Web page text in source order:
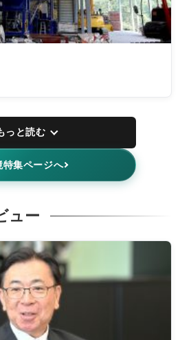
っと読む
特集ページへ
ュー